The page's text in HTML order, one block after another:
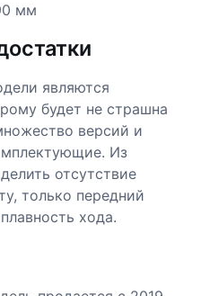
мм
являются
будет не страшна
версий и
Из
отсутствие
только передний
хода.